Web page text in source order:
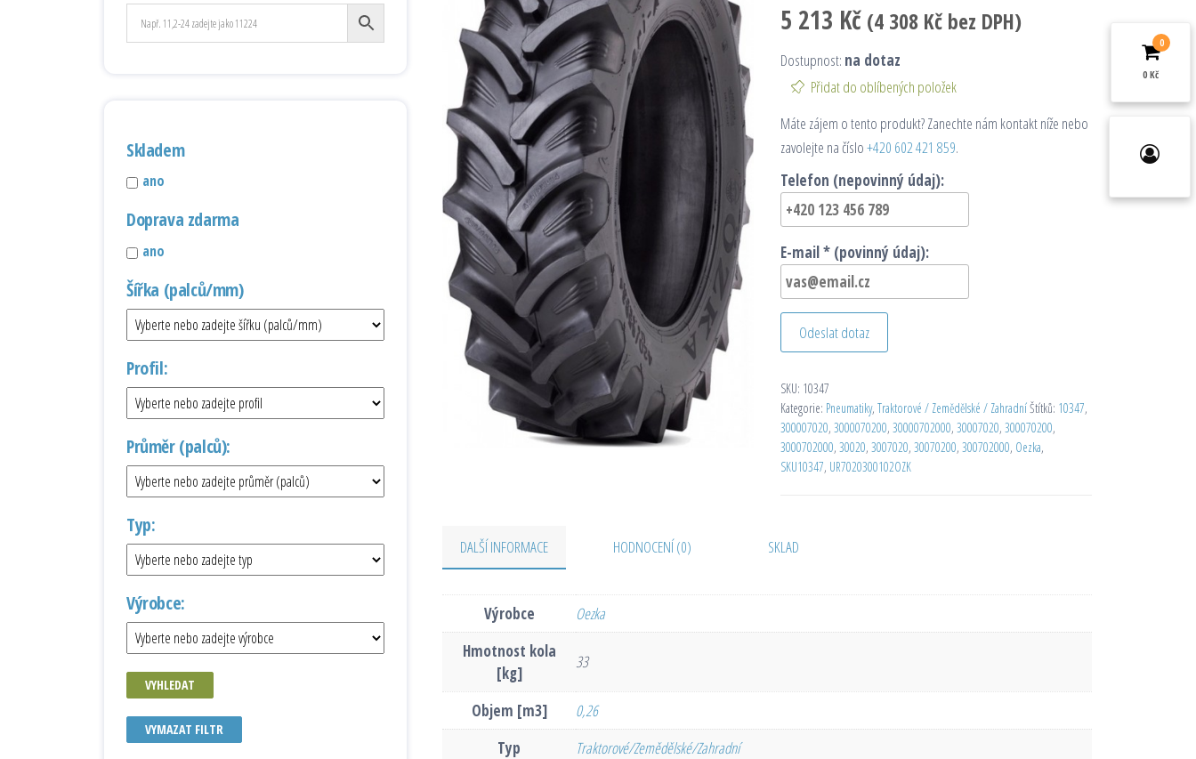
5 213 Kč (4 308 Kčbez DPH)
Dostupnost: na dotaz
Přidat do oblíbených položek
Máte zájem o tento produkt? Zanechte nám kontakt níže nebo
zavolejte na číslo+420 602 421 859.
Telefon (nepovinný údaj):
E-mail * (povinný údaj):
Odeslat dotaz
SKU: 10347
Kategorie: Pneumatiky, Traktorové / Zemědělské / ZahradníŠtítků: 10347,
300007020, 3000070200, 30000702000, 30007020, 300070200,
3000702000, 30020, 3007020, 30070200, 300702000, Oezka,
SKU10347, UR7020300102OZK
DALŠÍ INFORMACE HODNOCENÍ (0) SKLAD
Výrobce
Oezka
Hmotnost kola
[kg]
33
Objem [m3]
0,26
Typ
Traktorové/Zemědělské/Zahradní
Skladem
ano
Doprava zdarma
ano
Šířka (palců/mm)
Profil:
Průměr (palců):
Typ:
Výrobce:
VYHLEDAT
VYMAZAT FILTR
0
0 Kč